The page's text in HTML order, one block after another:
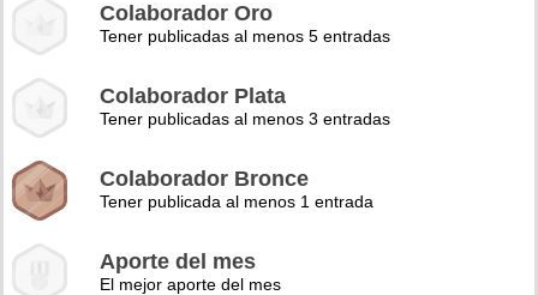
Colaborador Oro
Tener publicadas al menos 5 entradas
Colaborador Plata
Tener publicadas al menos 3 entradas
Colaborador Bronce
Tener publicada al menos 1 entrada
Aporte del mes
El mejor aporte del mes